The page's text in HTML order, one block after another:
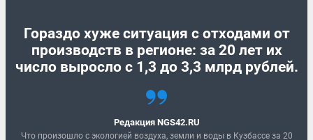
Гораздо хуже ситуация с отходами от
производств в регионе: за 20 лет их
число выросло с 1,3 до 3,3 млрд рублей.
Редакция NGS42.RU
Что произошло с экологией воздуха, земли и воды в Кузбассе за 20